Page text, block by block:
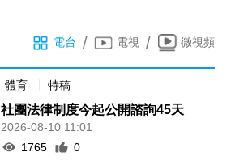
電台 / 電視 / 微視頻
體育 特稿
社團法律制度今起公開諮詢45天
2026-08-10 11:01
1765
0